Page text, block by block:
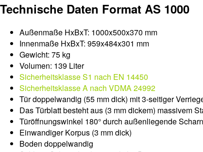
Technische Daten Format AS 1000
Außenmaße HxBxT: 1000x500x370 mm
Innenmaße HxBxT: 959x484x301 mm
Gewicht: 75 kg
Volumen: 139 Liter
Sicherheitsklasse S1 nach EN 14450
Sicherheitsklasse A nach VDMA 24992
Tür doppelwandig (55 mm dick) mit 3-seitiger
Das Türblatt besteht aus (3 mm dickem) massivem
Türöffnungswinkel 180° durch außenliegende
Einwandiger Korpus (3 mm dick)
Boden doppelwandig